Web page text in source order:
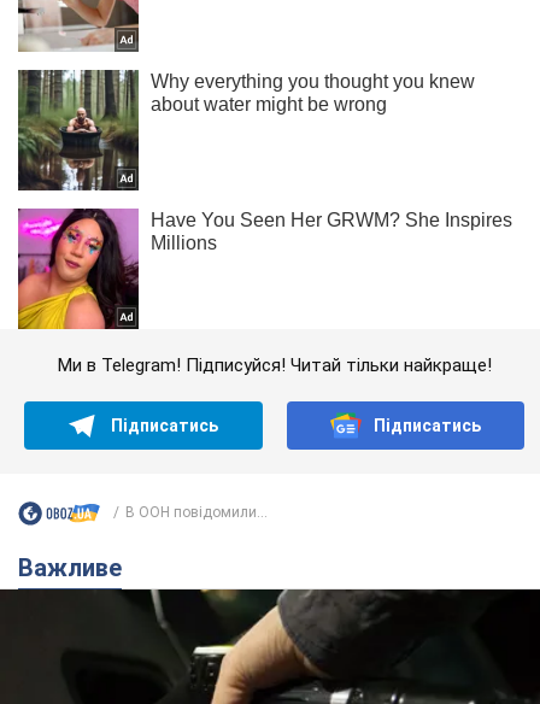
Ми в Telegram! Підписуйся! Читай тільки найкраще!
Підписатись Підписатись
В ООН повідомили...
Важливе